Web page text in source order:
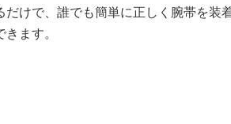
けで、誰でも簡単に正しく腕帯を装
ます。